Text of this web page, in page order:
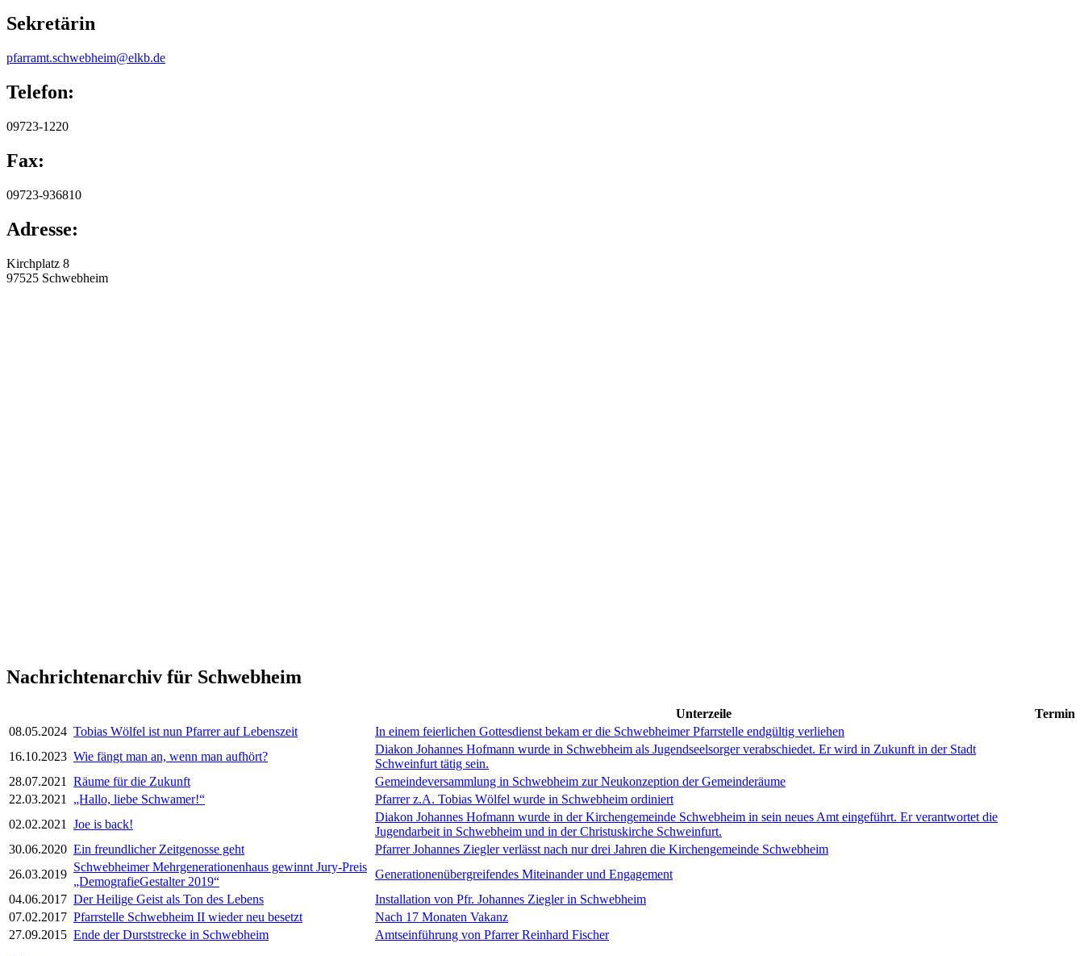
Sekretärin
pfarramt.schwebheim@elkb.de
Telefon:
09723-1220
Fax:
09723-936810
Adresse:
Kirchplatz 8
97525 Schwebheim
Nachrichtenarchiv für Schwebheim
Unterzeile
Termin
08.05.2024 Tobias Wölfel ist nun Pfarrer auf Lebenszeit
In einem feierlichen Gottesdienst bekam er die Schwebheimer Pfarrstelle endgültig verliehen
16.10.2023 Wie fängt man an, wenn man aufhört?
Diakon Johannes Hofmann wurde in Schwebheim als Jugendseelsorger verabschiedet. Er wird in Zukunft in der Stadt
Schweinfurt tätig sein.
28.07.2021
Räume für die Zukunft
Gemeindeversammlung in Schwebheim zur Neukonzeption der Gemeinderäume
22.03.2021
„Hallo, liebe Schwamer!“
Pfarrer z.A. Tobias Wölfel wurde in Schwebheim ordiniert
02.02.2021
Joe is back!
Diakon Johannes Hofmann wurde in der Kirchengemeinde Schwebheim in sein neues Amt eingeführt. Er verantwortet die
Jugendarbeit in Schwebheim und in der Christuskirche Schweinfurt.
30.06.2020 Ein freundlicher Zeitgenosse geht
Pfarrer Johannes Ziegler verlässt nach nur drei Jahren die Kirchengemeinde Schwebheim
26.03.2019
Schwebheimer Mehrgenerationenhaus gewinnt Jury-Preis
„DemografieGestalter 2019“
Generationenübergreifendes Miteinander und Engagement
04.06.2017 Der Heilige Geist als Ton des Lebens
Installation von Pfr. Johannes Ziegler in Schwebheim
07.02.2017 Pfarrstelle Schwebheim II wieder neu besetzt
Nach 17 Monaten Vakanz
27.09.2015 Ende der Durststrecke in Schwebheim Amtseinführung von Pfarrer Reinhard Fischer